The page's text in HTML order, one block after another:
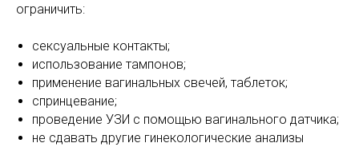
ограничить:
сексуальные контакты;
использование тампонов;
применение вагинальных свечей, таблеток;
спринцевание;
проведение УЗИ с помощью вагинального датчика;
не сдавать другие гинекологические анализы